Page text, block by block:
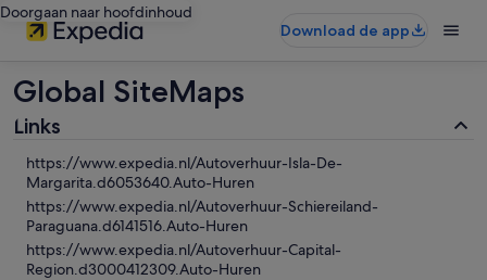
Doorgaan naar hoofdinhoud
Download de app
Global SiteMaps
Links
https://www.expedia.nl/Autoverhuur-Isla-De-
Margarita.d6053640.Auto-Huren
https://www.expedia.nl/Autoverhuur-Schiereiland-
Paraguana.d6141516.Auto-Huren
https://www.expedia.nl/Autoverhuur-Capital-
Region.d3000412309.Auto-Huren